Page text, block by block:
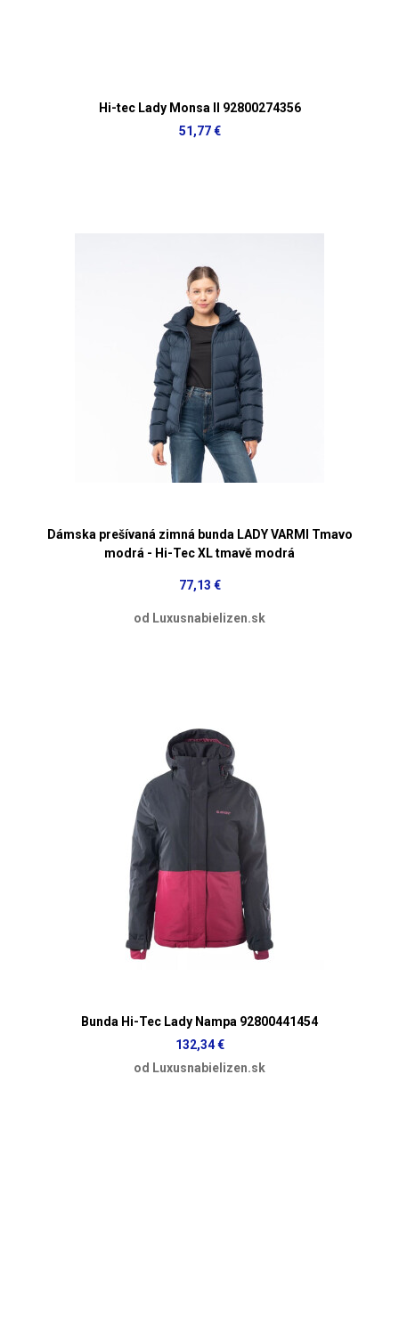
Hi-tec Lady Monsa II 92800274356
51,77 €
Dámska prešívaná zimná bunda LADY VARMI Tmavo
modrá - Hi-Tec XL tmavě modrá
77,13 €
od Luxusnabielizen.sk
Bunda Hi-Tec Lady Nampa 92800441454
132,34 €
od Luxusnabielizen.sk